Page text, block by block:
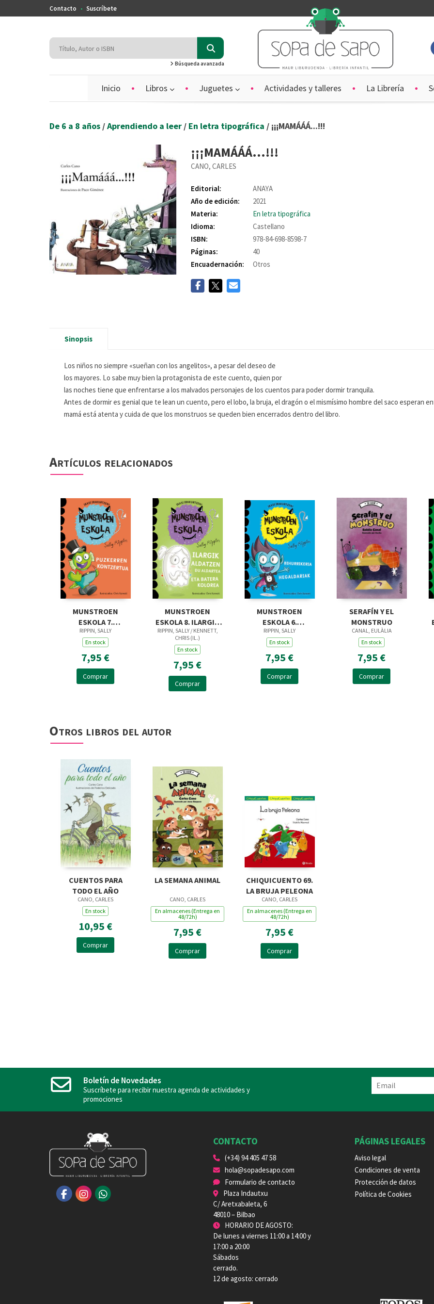
Contacto Suscríbete
Búsqueda avanzada
Inicio Libros Juguetes Actividades y talleres La Librería
De 6 a 8 años /Aprendiendo a leer / En letra tipográfica / ¡¡¡MAMÁÁÁ...!!!
¡¡¡MAMÁÁÁ...!!!
CANO, CARLES
Editorial:
ANAYA
Año de edición:
2021
Materia:
En letra tipográfica
Idioma:
Castellano
ISBN:
978-84-698-8598-7
Páginas:
40
Encuadernación:
Otros
Sinopsis
Los niños no siempre «sueñan con los angelitos», a pesar del deseo de
los mayores. Lo sabe muy bien la protagonista de este cuento, quien por
las noches tiene que enfrentarse a los malvados personajes de los cuentos para poder dormir tranquila.
Antes de dormir es genial que te lean un cuento, pero el lobo, la bruja, el dragón o el mismísimo hombre del saco esperan
mamá está atenta y cuida de que los monstruos se queden bien encerrados dentro del libro.
Artículos relacionados
MUNSTROEN
ESKOLA 7.
PUZKERREN
KONTZERTUA
RIPPIN, SALLY
En stock
7,95 €
Comprar
MUNSTROEN
ESKOLA 8. ILARGIK
ALDATZEN DU
ALDARTEA, ETA
BATERA KOLOREA
RIPPIN, SALLY / KENNETT,
CHRIS (IL.)
En stock
7,95 €
Comprar
MUNSTROEN
ESKOLA 6.
BIHURRIKERIA
HEGALDARIAK
RIPPIN, SALLY
En stock
7,95 €
Comprar
SERAFÍN Y EL
MONSTRUO
CANAL, EULÀLIA
En stock
7,95 €
Comprar
Otros libros del autor
CUENTOS PARA
TODO EL AÑO
CANO, CARLES
En stock
10,95 €
Comprar
LA SEMANA ANIMAL
CANO, CARLES
En almacenes (Entrega en
48/72h)
7,95 €
Comprar
CHIQUICUENTO 69.
LA BRUJA PELEONA
CANO, CARLES
En almacenes (Entrega en
48/72h)
7,95 €
Comprar
Boletín de Novedades
Suscríbete para recibir nuestra agenda de actividades y
promociones
CONTACTO
(+34) 94 405 47 58
hola@sopadesapo.com
Formulario de contacto
Plaza Indautxu
C/ Aretxabaleta, 6
48010 – Bilbao
HORARIO DE AGOSTO:
De lunes a viernes 11:00 a 14:00 y
17:00 a 20:00
Sábados
cerrado.
12 de agosto: cerrado
PÁGINAS LEGALES
Aviso legal
Condiciones de venta
Protección de datos
Política de Cookies